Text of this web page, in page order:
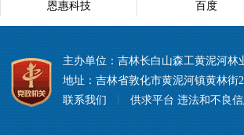
恩惠科技 百度
主办单位：吉林长白山森工黄泥河林
地址：吉林省敦化市黄泥河镇黄林街
联系我们
供求平台 违法和不良信